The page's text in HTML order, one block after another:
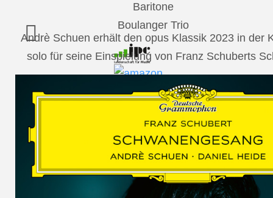
Baritone
Boulanger Trio
SCHUMANN
WOLF
MARTIN
Andrè Schuen erhält den opus Klassik 2023 in der
solo für seine Einspielung von Franz Schuberts